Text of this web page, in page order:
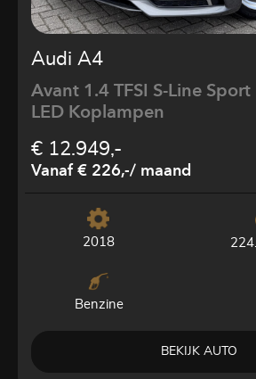
Audi A4
Avant 1.4 TFSI S-Line
LED Koplampen
€ 12.949,-
Vanaf € 226,-/ maand
2018
Benzine
BEKIJK AUTO